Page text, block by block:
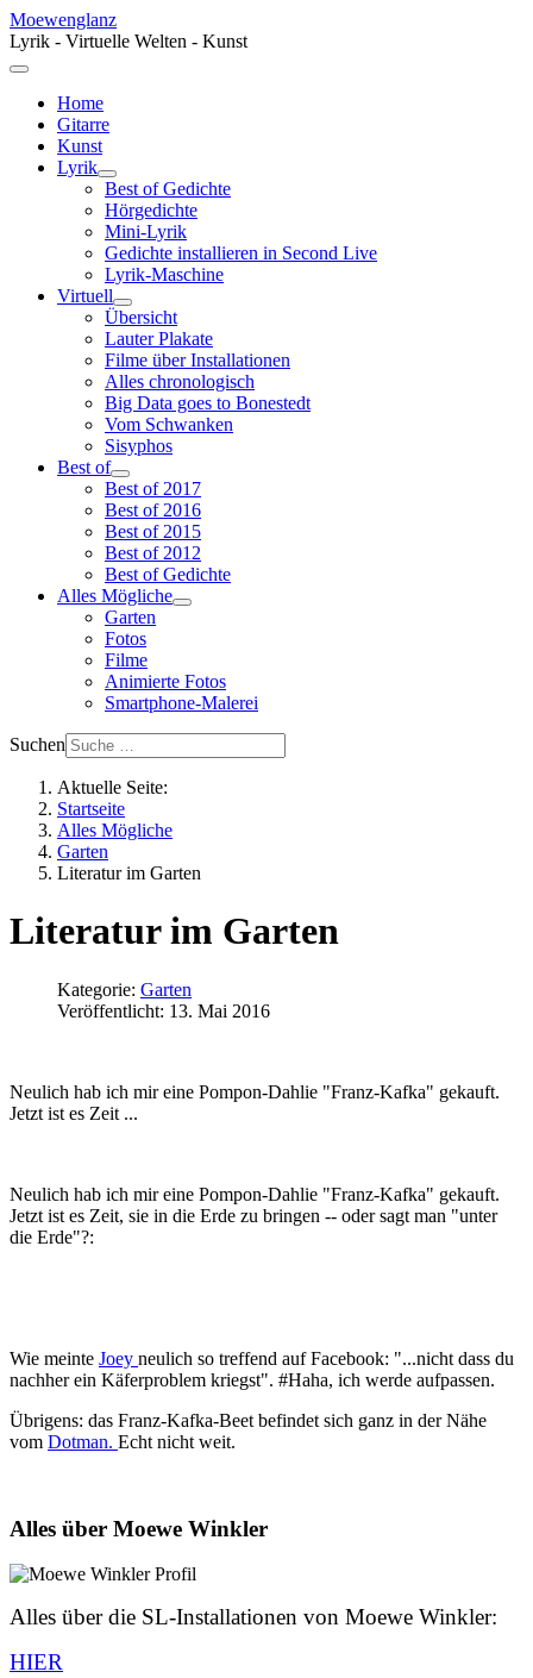
Moewenglanz
Lyrik - Virtuelle Welten - Kunst
Home
Gitarre
Kunst
Lyrik
Best of Gedichte
Hörgedichte
Mini-Lyrik
Gedichte installieren in Second Live
Lyrik-Maschine
Virtuell
Übersicht
Lauter Plakate
Filme über Installationen
Alles chronologisch
Big Data goes to Bonestedt
Vom Schwanken
Sisyphos
Best of
Best of 2017
Best of 2016
Best of 2015
Best of 2012
Best of Gedichte
Alles Mögliche
Garten
Fotos
Filme
Animierte Fotos
Smartphone-Malerei
Suchen
Aktuelle Seite:
Startseite
Alles Mögliche
Garten
Literatur im Garten
Literatur im Garten
Kategorie: Garten
Veröffentlicht: 13. Mai 2016
Neulich hab ich mir eine Pompon-Dahlie "Franz-Kafka" gekauft.
Jetzt ist es Zeit ...
Neulich hab ich mir eine Pompon-Dahlie "Franz-Kafka" gekauft.
Jetzt ist es Zeit, sie in die Erde zu bringen -- oder sagt man "unter
die Erde"?:
Wie meinte Joey neulich so treffend auf Facebook: "...nicht dass du
nachher ein Käferproblem kriegst". #Haha, ich werde aufpassen.
Übrigens: das Franz-Kafka-Beet befindet sich ganz in der Nähe
vom Dotman. Echt nicht weit.
Alles über Moewe Winkler
Alles über die SL-Installationen von Moewe Winkler:
HIER